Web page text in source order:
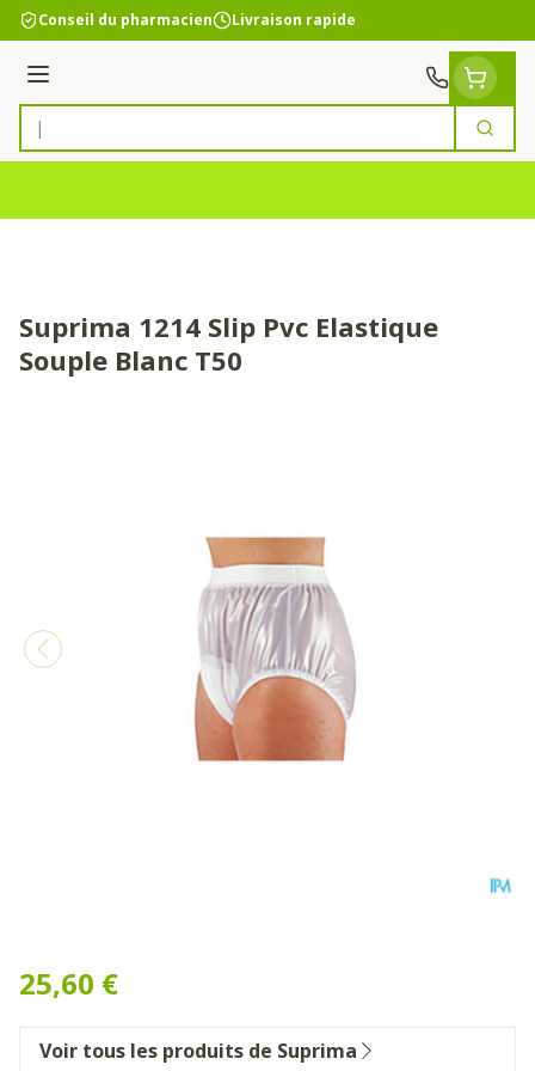
Aller au contenu
Conseil du pharmacien Livraison rapide
Menu
Rechercher
Suprima 1214 Slip Pvc Elastique
Souple Blanc T50
25,60 €
Voir tous les produits de Suprima